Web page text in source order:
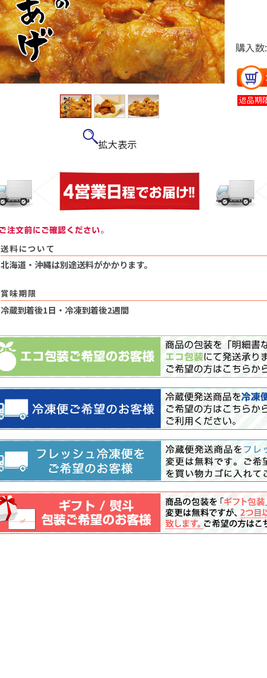
拡大表示
購入数:
送料について
北海道・沖縄は別途送料がかかります。
賞味期限
冷蔵到着後1日・冷凍到着後2週間